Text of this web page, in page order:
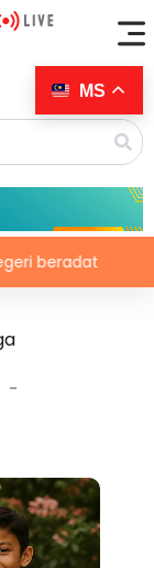
Struktur
MS